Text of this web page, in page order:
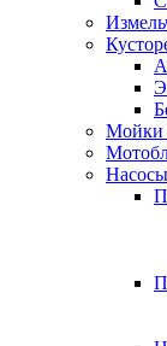
Мойки
Насосы